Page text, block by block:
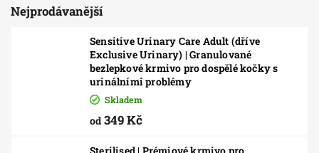
Nejprodávanější
Sensitive Urinary Care Adult (dříve
Exclusive Urinary) | Granulované
bezlepkové krmivo pro dospělé kočky s
urinálními problémy
Skladem
od349 Kč